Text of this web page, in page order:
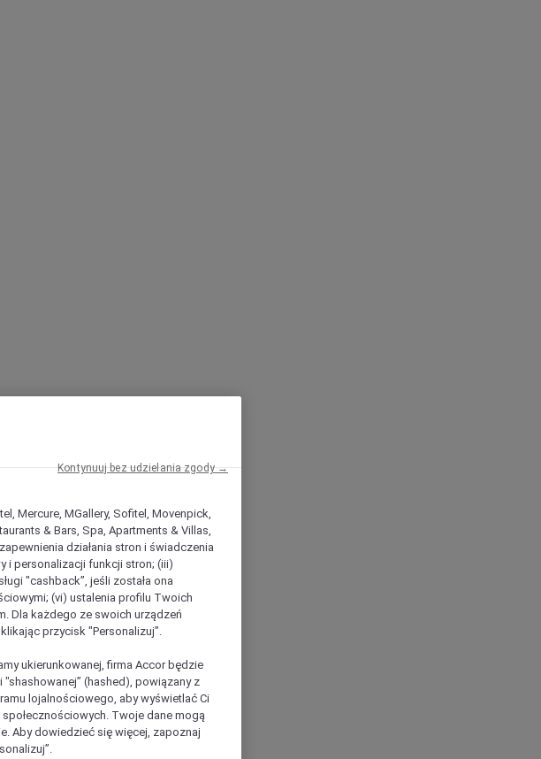
Mercure, MGallery, Sofitel, Movenpick,
& Bars, Spa, Apartments & Villas,
działania stron i świadczenia
i personalizacji funkcji stron; (iii)
"cashback”, jeśli została ona
(vi) ustalenia profilu Twoich
Dla każdego ze swoich urządzeń
przycisk "Personalizuj”.
ukierunkowanej, firma Accor będzie
(hashed), powiązany z
lojalnościowego, aby wyświetlać Ci
Twoje dane mogą
Aby dowiedzieć się więcej, zapoznaj
Kontynuuj bez udzielania zgody →